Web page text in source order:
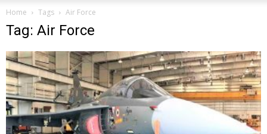
Home Tags Air Force
Tag: Air Force